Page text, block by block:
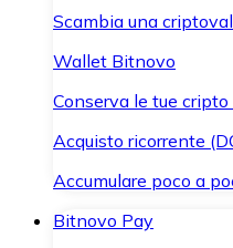
Scambia una
Wallet Bitnovo
Conserva le tue
Acquisto ricorrente
Accumulare poco a
Bitnovo Pay